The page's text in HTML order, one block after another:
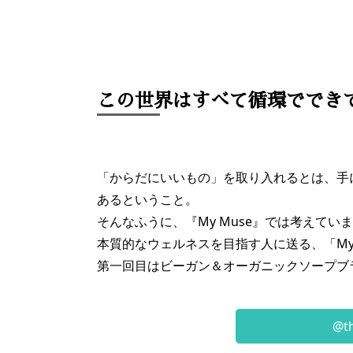
この世界はすべて循環ででき
「からだにいいもの」を取り入れるとは、
あるということ。
そんなふうに、『My Muse』では考えてい
本質的なウェルネスを目指す人に送る、「
第一回目はビーガン＆オーガニックソープ